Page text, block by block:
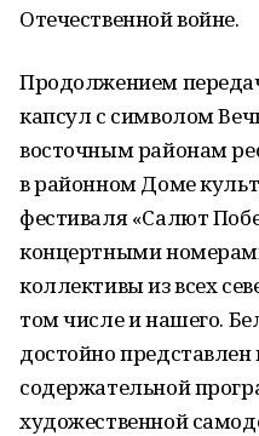
Отечественной войне.
Продолжением
капсул с символом
восточным районам
в районном Доме
фестиваля «Салют
концертными
коллективы из всех
том числе и нашего.
достойно представлен
содержательной
художественной